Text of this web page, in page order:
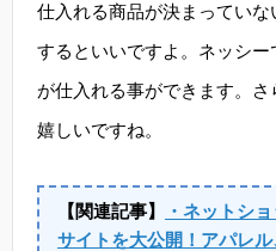
仕入れる商品が決まってい
するといいですよ。ネッシ
が仕入れる事ができます。
嬉しいですね。
【関連記事】
・ネットシ
サイトを大公開！アパレル